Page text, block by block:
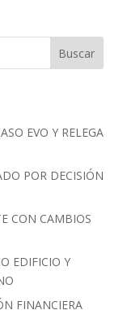
Buscar
EVO Y RELEGA
POR DECISIÓN
CON CAMBIOS
EDIFICIO Y
FINANCIERA